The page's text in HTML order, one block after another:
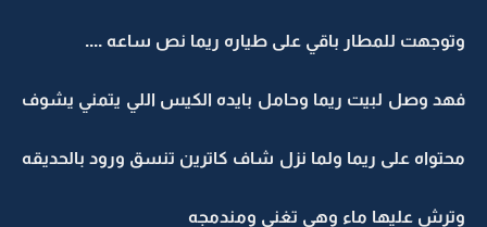
وتوجهت للمطار باقي على طياره ريما نص ساعه ....
فهد وصل لبيت ريما وحامل بايده الكيس اللي يتمني يشوف
محتواه على ريما ولما نزل شاف كاترين تنسق ورود بالحديقه
وترش عليها ماء وهي تغني ومندمجه